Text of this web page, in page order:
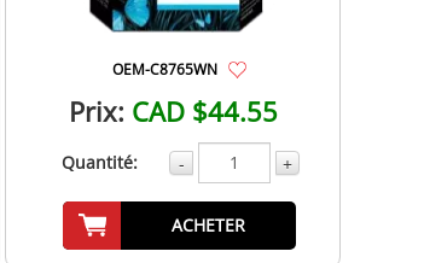
OEM-C8765WN
Prix: CAD $44.55
Quantité: - +
ACHETER